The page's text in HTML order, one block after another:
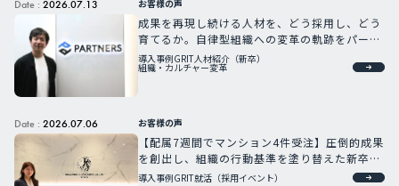
Date : 2026.07.13 お客様の声
成果を再現し続ける人材を、どう採用し、どう
育てるか。自律型組織への変革の軌跡をパート
ナーズCHROが語る
導入事例GRIT人材紹介（新卒）
組織・カルチャー変革
Date : 2026.07.06 お客様の声
【配属7週間でマンション4件受注】圧倒的成果
を創出し、組織の行動基準を塗り替えた新卒G
RIT人材
導入事例GRIT就活（採用イベント）